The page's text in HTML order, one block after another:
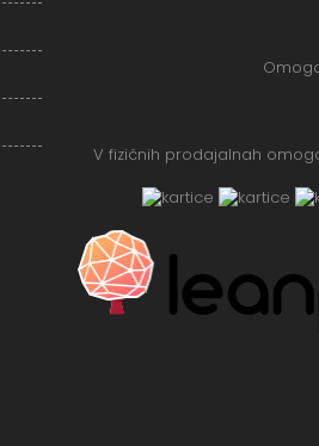
V fizičnih prodajalnah